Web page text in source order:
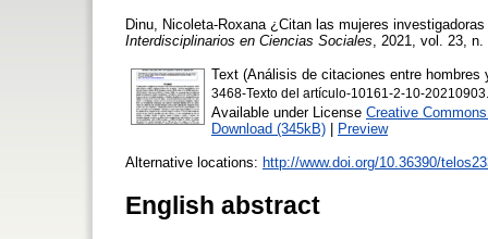
Dinu, Nicoleta-Roxana ¿Citan las mujeres
Interdisciplinarios en Ciencias Sociales , 2021, vol. 23,
Text (Análisis de citaciones entre hombres
3468-Texto del artículo-10161-2-10-
Available under License Creative
Download (345kB) | Preview
Alternative locations: http://www.doi.org/10.36390/
English abstract